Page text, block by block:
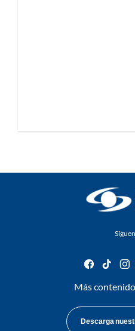
facebook
tiktok
Más
Descarga